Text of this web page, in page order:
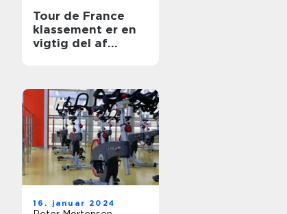
Tour de France
klassement er en
vigtig del af
tusindvis af
tilskuere og tv-
seere hvert år
16. januar 2024